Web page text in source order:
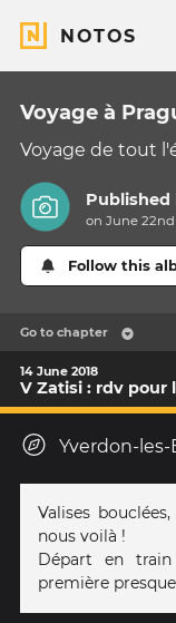
NOTOS
Voyage à
Voyage de tout
on June 22nd
Follow this
Go to chapter
14 June 2018
V Zatisi : rdv pour
Yverdon-les-
Valises
nous voilà !
Départ en
première